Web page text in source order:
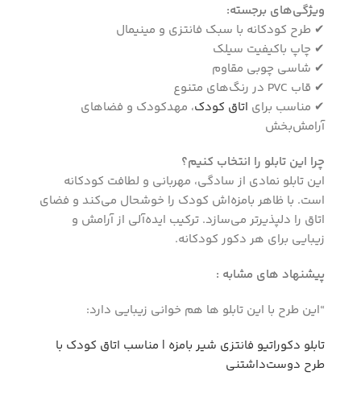
ویژگی‌های برجسته:
✔ طرح کودکانه با سبک فانتزی و مینیمال
✔ چاپ باکیفیت سیلک
✔ شاسی چوبی مقاوم
✔ قاب PVC در رنگ‌های متنوع
✔ مناسب برای اتاق کودک، مهدکودک و فضاهای
آرامش‌بخش
چرا این تابلو را انتخاب کنیم؟
این تابلو نمادی از سادگی، مهربانی و لطافت کودکانه
است. با ظاهر بامزه‌اش کودک را خوشحال می‌کند و فضای
اتاق را دلپذیرتر می‌سازد. ترکیب ایده‌آلی از آرامش و
زیبایی برای هر دکور کودکانه.
پیشنهاد های مشابه :
“این طرح با این تابلو ها هم خوانی زیبایی دارد:
تابلو دکوراتیو فانتزی شیر بامزه | مناسب اتاق کودک با
طرح دوست‌داشتنی